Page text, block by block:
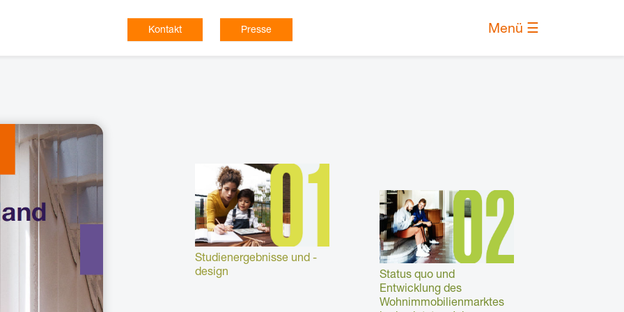
Presse
Kontakt Menü ☰
Studienergebnisse und -
design
Was sind die Erkenntnisse?
Status quo und
Entwicklung des
Wohnimmobilienmarktes
02a | Aktuelle Kaufpreise
02b | Erschwinglichkeit
02c | Preisdynamik